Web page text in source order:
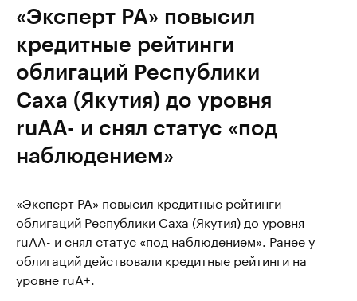
«Эксперт РА» повысил
кредитные рейтинги
облигаций Республики
Саха (Якутия) до уровня
ruAA- и cнял статус «под
наблюдением»
«Эксперт РА» повысил кредитные рейтинги
облигаций Республики Саха (Якутия) до уровня
ruAA- и снял статус «под наблюдением». Ранее у
облигаций действовали кредитные рейтинги на
уровне ruA+.